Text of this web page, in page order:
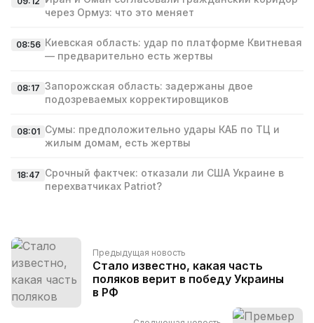
через Ормуз: что это меняет
08:56 Киевская область: удар по платформе Квитневая
— предварительно есть жертвы
08:17 Запорожская область: задержаны двое
подозреваемых корректировщиков
08:01 Сумы: предположительно удары КАБ по ТЦ и
жилым домам, есть жертвы
18:47 Срочный фактчек: отказали ли США Украине в
перехватчиках Patriot?
Предыдущая новость
Стало известно, какая часть
поляков верит в победу Украины
в РФ